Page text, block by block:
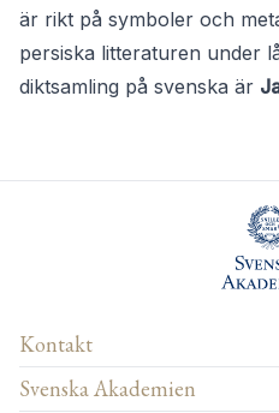
är rikt på symboler och
persiska litteraturen under
diktsamling på svenska är
Kontakt
Svenska Akademien